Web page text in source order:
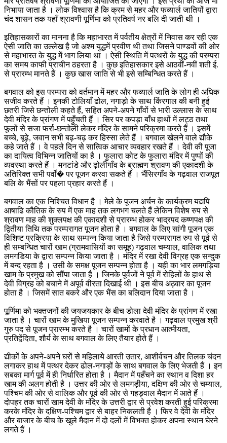
निभाया जाता है । लोक विश्वास है कि क्रम से महर और फव्यार्ल जातियों द्वारा
चंद शासन तक यहाँ श्रावणी पूर्णिमा को प्रतिवर्ष नर बलि दी जाती थी ।
इतिहासकारों का मानना है कि महाभारत में पर्वतीय क्षेत्रों में निवास कर रही एक
ऐसी जाति का उल्लेख है जो अश्म युद्धमें प्रवीण थी तथा जिसने पाण्डवों की ओर
से महाभारत के युद्ध में भाग लिया था । ऐसी स्थिति में पत्थरों के युद्ध की परम्परा
का समय काफी प्राचीन ठहरता है । कुछ इतिहासकार इसे आठवीं-नवीं शती ई.
से प्रारम्भ मानते हैं । कुछ खास जाति से भी इसे सम्बिन्धित करते हैं ।
बगवाल को इस परम्परा को वर्तमान में महर और फव्यार्ल जाति के लोग ही अधिक
सजीव करते हैं । इनकी टोलियाँ ढोल, नगाड़ो के साथ किंरगाल की बनी हुई
छतरी जिसे छन्तोली कहते हैं, सहित अपने-अपने गाँवों से भारी उल्लास के साथ
देवी मंदिर के प्रांगण में पहुँचती हैं । सिर पर कपड़ा बाँध हाथों में लट्ठ तथा
फूलों से सजा फर्रा-छन्तोली लेकर मंदिर के सामने परिक्रमा करते हैं । इसमें
बच्चे, बूढ़े, जवान सभी बढ़-चढ़ कर हिस्सा लेते हैं । बगवाल खेलने वाले द्यौके
कहे जाते हैं । वे पहले दिन से सात्विक आचार व्यवहार रखते हैं । देवी की पूजा
का दायित्व विभिन्न जातियों का है । फुलारा कोट के फुलारा मंदिर में पुष्पों की
व्यवस्था करते हैं । मनटांडे और ढ़ोलीगाँव के ब्राह्मण श्रावण की एकादशी के
अतिरिक्त सभी पर्वों� पर पूजन करवा सकते हैं । भैंसिरगाँव के गढ़वाल राजपूत
बलि के भैंसों पर पहला प्रहार करते हैं ।
बगवाल का एक निश्चित विधान है । मेले के पूजन अर्चन के कार्यक्रम यद्यपि
आषाढि कौतिक के रुप में एक माह तक लगभग चलते हैं लेकिन विशेष रुप से
श्रावण माह की शुक्लपक्ष की एकादशी से प्रारम्भ होकर भाद्रपद कष्णपक्ष की
द्वितीया तिथि तक परम्परागत पूजन होता है । बगवाल के लिए सांगी पूजन एक
विशिष्ट प्रक्रिया के साथ सम्पन्न किया जाता है जिसे परम्परागत रुप से पूर्व से
ही सम्बन्धित चारों खाम (ग्रामवासियों का समूह) गढ़वाल चम्याल, वालिक तथा
लमगडिया के द्वारा सम्पन्न किया जाता है । मंदिर में रखा देवी विग्रह एक सन्दुक
में बन्द रहता है । उसी के समक्ष पूजन सम्पन्न होता है । यही का भार लमगड़िया
खाम के प्रमुख को सौंपा जाता है । जिनके पूर्वजों ने पूर्व में रोहिलों के हाथ से
देवी विग्रह को बचाने में अपूर्व वीरता दिखाई थी । इस बीच अठ्वार का पूजन
होता है । जिसमें सात बकरे और एक भैंस का बलिदान दिया जाता है ।
पूर्णिमा को भक्तजनों की जयजयकार के बीच डोला देवी मंदिर के प्रांगण में रखा
जाता है । चारों खाम के मुखिया पूजन सम्पन्न करवाते है । गढ़वाल प्रमुख श्री
गुरु पद से पूजन प्रारम्भ करते है । चारों खामों के प्रधान आत्मीयता,
प्रतिद्वेंदिता, शौर्य के साथ बगवाल के लिए तैयार होते हैं ।
द्यीकों के अपने-अपने घरों से महिलाये आरती उतार, आशीर्वचन और तिलक चंदन
लगाकर हाथ में पत्थर देकर ढोल-नगाड़ों के साथ बगवाल के लिए भेजती हैं । इन
सबका मार्ग पूर्व में ही निर्धारित होता है । मैदान में पहँचने का स्थान व दिशा हर
खाम की अलग होती है । उत्तर की ओर से लमगड़ीया, दक्षिण की ओर से चम्याल,
पश्चिम की ओर से वालिक और पूर्व की ओर से गहड़वाल मैदान में आते हैं ।
दोपहर तक चारों खाम देवी के मंदिर के उत्तरी द्वार से प्रवेश करती हुई परिक्रमा
करके मंदिर के दक्षिण-पश्चिम द्वार से बाहर निकलती है । फिर वे देवी के मंदिर
और बाजार के बीच के खुले मैदान में दो दलों में विभक्त होकर अपना स्थान घेरने
लगते हैं ।